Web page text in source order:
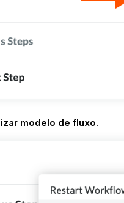
modelo de fluxo.